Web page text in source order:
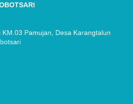
Pamujan, Desa Karangtalun